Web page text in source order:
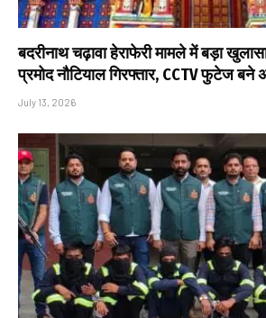
बदरीनाथ चढ़ावा हेराफेरी मामले में बड़ा
प्रमोद नौटियाल गिरफ्तार, CCTV फुटेज
July 13, 2026